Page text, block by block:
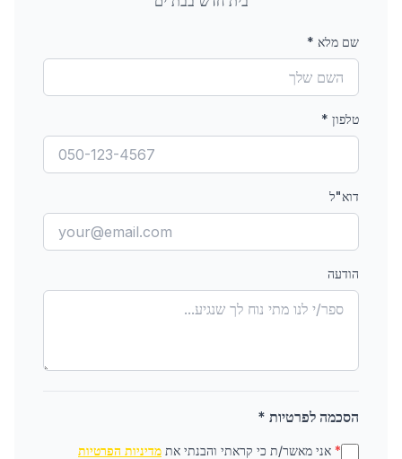
שם מלא *
טלפון *
דוא"ל
הודעה
הסכמה לפרטיות *
* אני מאשר/ת כי קראתי והבנתי את מדיניות הפרטיות